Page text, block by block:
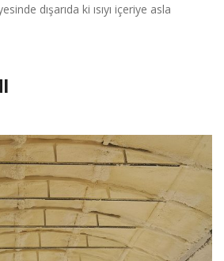
dışarıda ki ısıyı içeriye asla